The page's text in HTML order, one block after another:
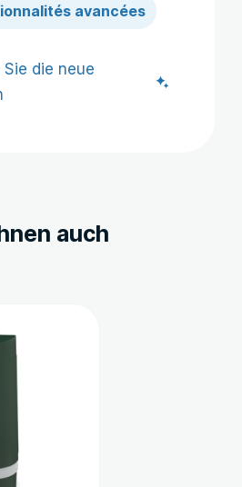
avancées
die neue
auch